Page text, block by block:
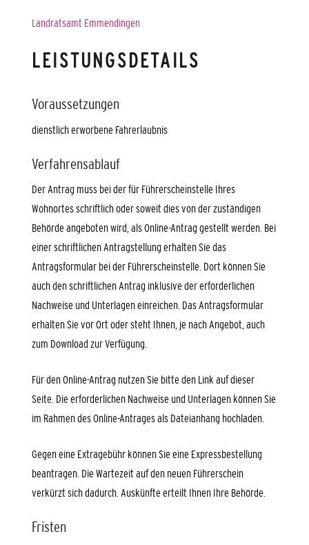
Landratsamt Emmendingen
LEISTUNGSDETAILS
Voraussetzungen
dienstlich erworbene Fahrerlaubnis
Verfahrensablauf
Der Antrag muss bei der für Führerscheinstelle Ihres
Wohnortes schriftlich oder soweit dies von der zuständigen
Behörde angeboten wird, als Online-Antrag gestellt werden. Bei
einer schriftlichen Antragstellung erhalten Sie das
Antragsformular bei der Führerscheinstelle. Dort können Sie
auch den schriftlichen Antrag inklusive der erforderlichen
Nachweise und Unterlagen einreichen. Das Antragsformular
erhalten Sie vor Ort oder steht Ihnen, je nach Angebot, auch
zum Download zur Verfügung.
Für den Online-Antrag nutzen Sie bitte den Link auf dieser
Seite. Die erforderlichen Nachweise und Unterlagen können Sie
im Rahmen des Online-Antrages als Dateianhang hochladen.
Gegen eine Extragebühr können Sie eine Expressbestellung
beantragen. Die Wartezeit auf den neuen Führerschein
verkürzt sich dadurch. Auskünfte erteilt Ihnen Ihre Behörde.
Fristen